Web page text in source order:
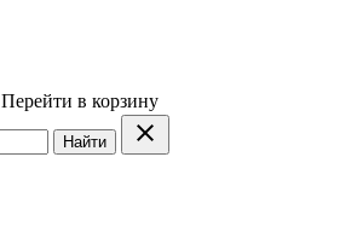
Перейти в корзину
Найти clear